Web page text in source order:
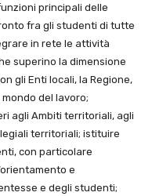
principali delle
fra gli studenti di tutte
in rete le attività
superino la dimensione
gli Enti locali, la Regione,
del lavoro;
agli Ambiti territoriali, agli
territoriali; istituire
con particolare
e
e degli studenti;